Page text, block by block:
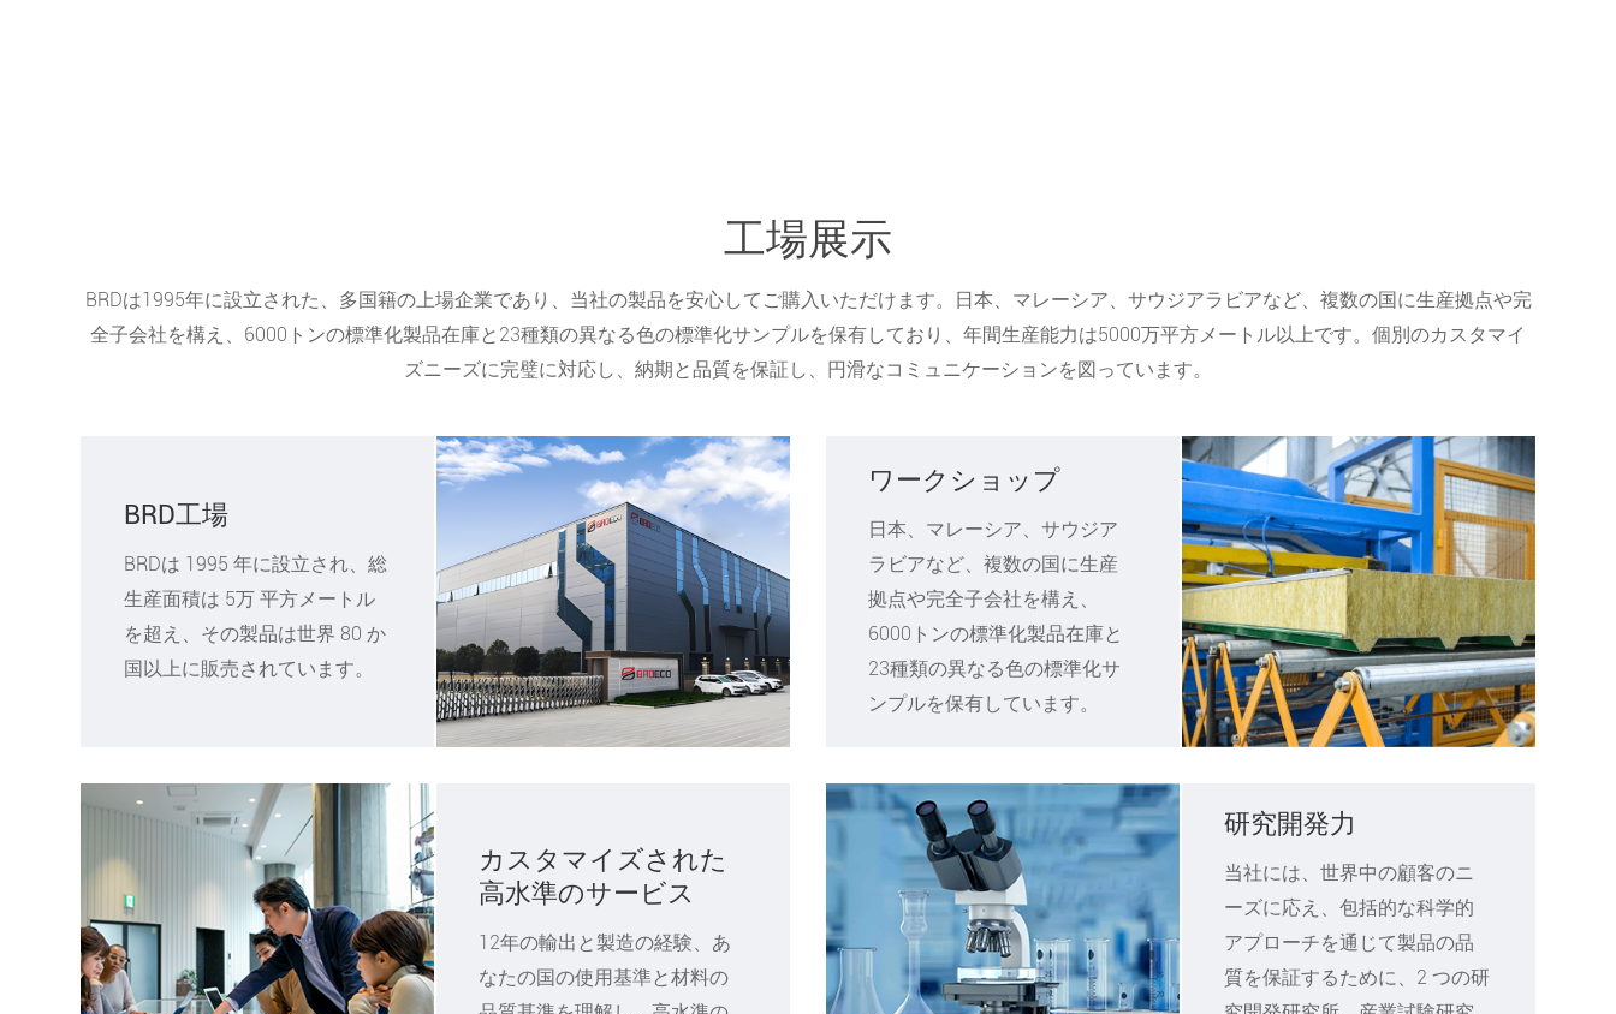
工場展示
BRDは1995年に設立された、多国籍の上場企業であり、当社の製品を安心してご購入いただけます。日本、マレーシア、サウジアラビアなど、複数の国に生産拠点や完
全子会社を構え、6000トンの標準化製品在庫と23種類の異なる色の標準化サンプルを保有しており、年間生産能力は5000万平方メートル以上です。個別のカスタマイ
ズニーズに完璧に対応し、納期と品質を保証し、円滑なコミュニケーションを図っています。
BRD工場
BRDは 1995 年に設立され、総
生産面積は 5万 平方メートル
を超え、その製品は世界 80 か
国以上に販売されています。
ワークショップ
日本、マレーシア、サウジア
ラビアなど、複数の国に生産
拠点や完全子会社を構え、
6000トンの標準化製品在庫と
23種類の異なる色の標準化サ
ンプルを保有しています。
カスタマイズされた
高水準のサービス
12年の輸出と製造の経験、あ
なたの国の使用基準と材料の
研究開発力
当社には、世界中の顧客のニ
ーズに応え、包括的な科学的
アプローチを通じて製品の品
質を保証するために、2 つの研